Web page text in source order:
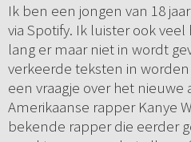
Ik ben een jongen van 18
via Spotify. Ik luister ook
lang er maar niet in wordt
verkeerde teksten in
een vraagje over het nieuwe
Amerikaanse rapper Kanye
bekende rapper die eerder